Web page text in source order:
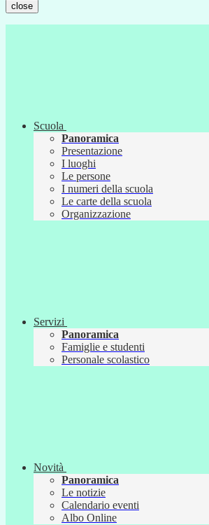
close
Scuola
Panoramica
Presentazione
I luoghi
Le persone
I numeri della scuola
Le carte della scuola
Organizzazione
Servizi
Panoramica
Famiglie e studenti
Personale scolastico
Novità
Panoramica
Le notizie
Calendario eventi
Albo Online